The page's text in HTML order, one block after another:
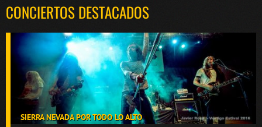
CONCIERTOS DESTACADOS
SIERRA NEVADA POR TODO LO ALTO